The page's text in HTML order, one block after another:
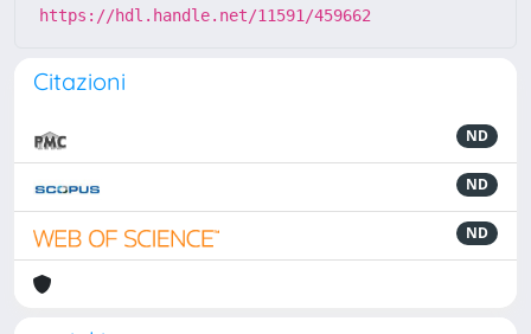
https://hdl.handle.net/11591/459662
Citazioni
ND
ND
ND